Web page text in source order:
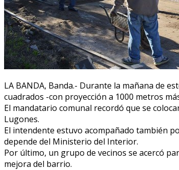
LA BANDA, Banda.- Durante la mañana de
cuadrados -con proyección a 1000 metros
El mandatario comunal recordó que se
Lugones.
El intendente estuvo acompañado también
depende del Ministerio del Interior.
Por último, un grupo de vecinos se acercó
mejora del barrio.